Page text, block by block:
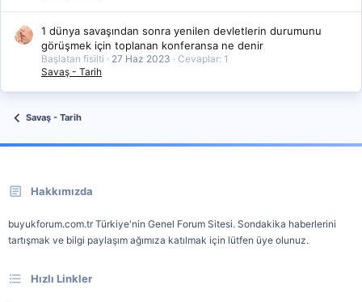
1 dünya savaşından sonra yenilen devletlerin durumunu
görüşmek için toplanan konferansa ne denir
Başlatan fisilti 27 Haz 2023
Cevaplar: 1
Savaş - Tarih
Savaş - Tarih
Hakkımızda
buyukforum.com.tr Türkiye'nin Genel Forum Sitesi. Sondakika haberlerini
tartışmak ve bilgi paylaşım ağımıza katılmak için lütfen üye olunuz.
Hızlı Linkler